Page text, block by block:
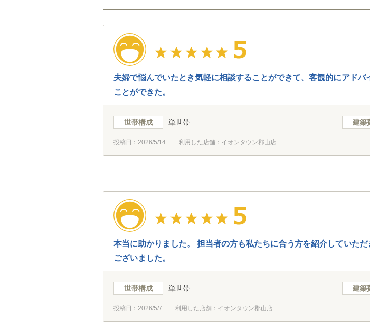
夫婦で悩んでいたとき気軽に相談することができて、客観的にアド
ことができた。
世帯構成 単世帯 建築
投稿日： 2026/5/14 利用した店舗：イオンタウン郡山店
本当に助かりました。 担当者の方も私たちに合う方を紹介していた
ございました。
世帯構成 単世帯 建築
投稿日： 2026/5/7 利用した店舗：イオンタウン郡山店